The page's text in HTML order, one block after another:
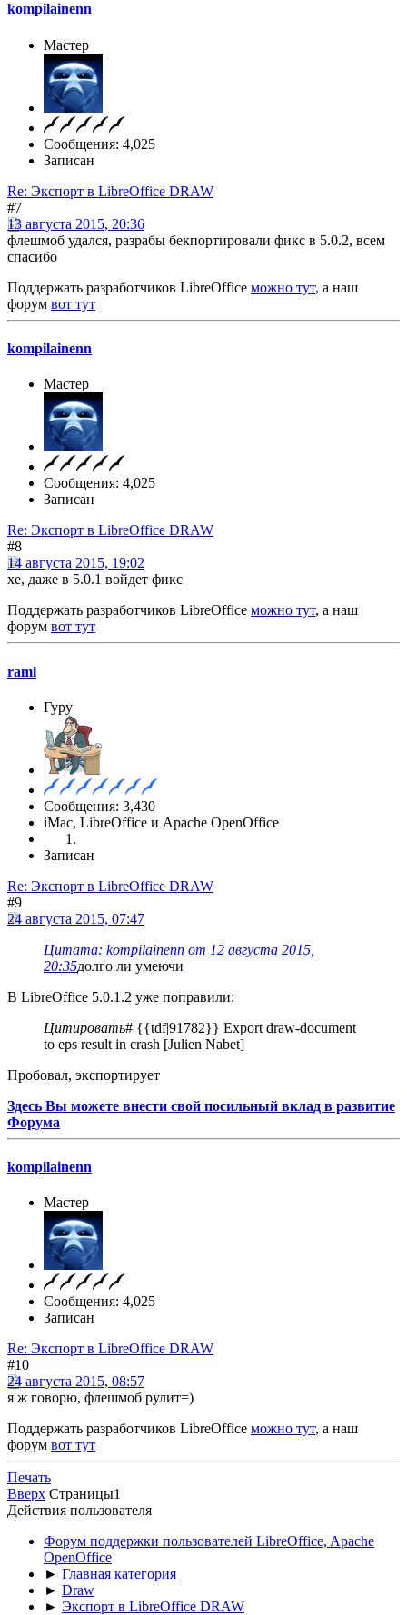
kompilainenn
Мастер
Сообщения: 4,025
Записан
Re: Экспорт в LibreOffice DRAW
#7
13 августа 2015, 20:36
флешмоб удался, разрабы бекпортировали фикс в 5.0.2, всем
спасибо
Поддержать разработчиков LibreOffice можно тут, а наш
форум вот тут
kompilainenn
Мастер
Сообщения: 4,025
Записан
Re: Экспорт в LibreOffice DRAW
#8
14 августа 2015, 19:02
хе, даже в 5.0.1 войдет фикс
Поддержать разработчиков LibreOffice можно тут, а наш
форум вот тут
rami
Гуру
Сообщения: 3,430
iMac, LibreOffice и Apache OpenOffice
Записан
Re: Экспорт в LibreOffice DRAW
#9
24 августа 2015, 07:47
Цитата: kompilainenn от 12 августа 2015,
20:35долго ли умеючи
В LibreOffice 5.0.1.2 уже поправили:
Цитировать# {{tdf|91782}} Export draw-document
to eps result in crash [Julien Nabet]
Пробовал, экспортирует
Здесь Вы можете внести свой посильный вклад в развитие
Форума
kompilainenn
Мастер
Сообщения: 4,025
Записан
Re: Экспорт в LibreOffice DRAW
#10
24 августа 2015, 08:57
я ж говорю, флешмоб рулит=)
Поддержать разработчиков LibreOffice можно тут, а наш
форум вот тут
Печать
Вверх Страницы1
Действия пользователя
Форум поддержки пользователей LibreOffice, Apache
OpenOffice
► Главная категория
► Draw
► Экспорт в LibreOffice DRAW